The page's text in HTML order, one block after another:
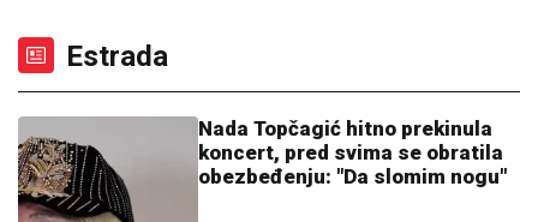
GIPSANI LAVOVI
kuća Dragana Stankovića, sazidao
(VIDEO)
DRAMA NA ADI BOJANI!Milica i Terza
se SUOČILI NA MORU: Posvađali se